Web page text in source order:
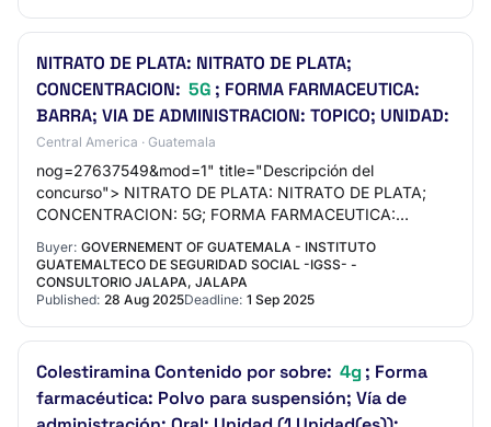
NITRATO DE PLATA: NITRATO DE PLATA;
CONCENTRACION: 5G ; FORMA FARMACEUTICA:
BARRA; VIA DE ADMINISTRACION: TOPICO; UNIDAD:
Central America · Guatemala
nog=27637549&mod=1" title="Descripción del
concurso"> NITRATO DE PLATA: NITRATO DE PLATA;
CONCENTRACION: 5G; FORMA FARMACEUTICA:
<td class="ValorForm" al…
Buyer: GOVERNEMENT OF GUATEMALA - INSTITUTO
GUATEMALTECO DE SEGURIDAD SOCIAL -IGSS- -
CONSULTORIO JALAPA, JALAPA
Published: 28 Aug 2025Deadline: 1 Sep 2025
Colestiramina Contenido por sobre: 4g ; Forma
farmacéutica: Polvo para suspensión; Vía de